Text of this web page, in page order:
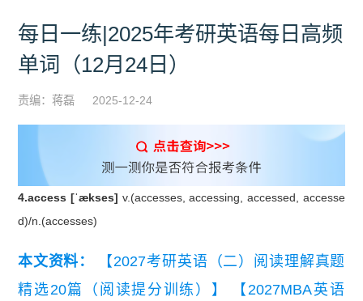
每日一练|2025年考研英语每日高频
单词（12月24日）
责编：蒋磊 2025-12-24
4.access [ˈækses] v.(accesses, accessing, accessed, accesse
d)/n.(accesses)
本文资料：
【2027考研英语（二）阅读理解真题
精选20篇（阅读提分训练）】
【2027MBA英语